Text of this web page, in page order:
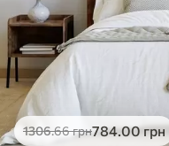
1306.66грн784.00грн